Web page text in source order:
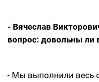
- Вячеслав
вопрос: довольны ли
- Мы выполнили весь